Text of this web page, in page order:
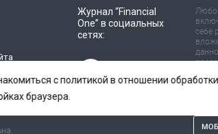
Журнал “Financial
One” в социальных
сетях:
себе
риск
с политикой в отношении
браузера.